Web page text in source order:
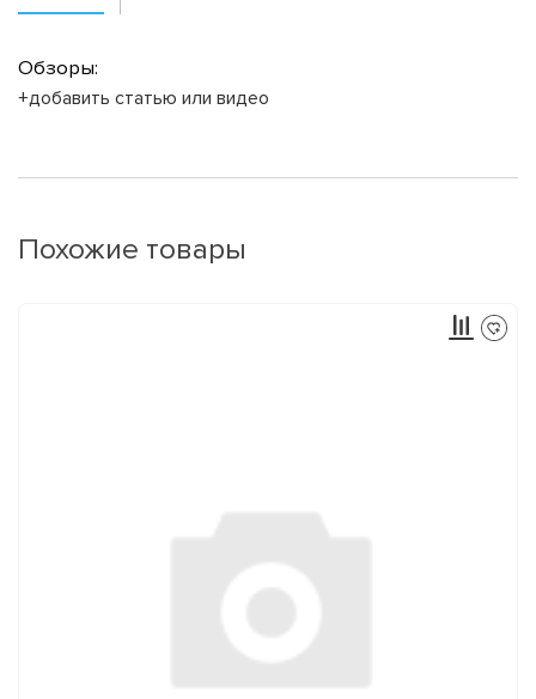
Обзоры:
+добавить статью или видео
Похожие товары